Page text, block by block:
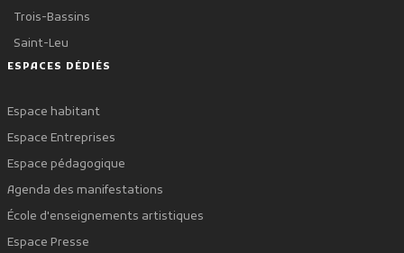
Trois-Bassins
Saint-Leu
ESPACES DÉDIÉS
Espace habitant
Espace Entreprises
Espace pédagogique
Agenda des manifestations
École d'enseignements artistiques
Espace Presse